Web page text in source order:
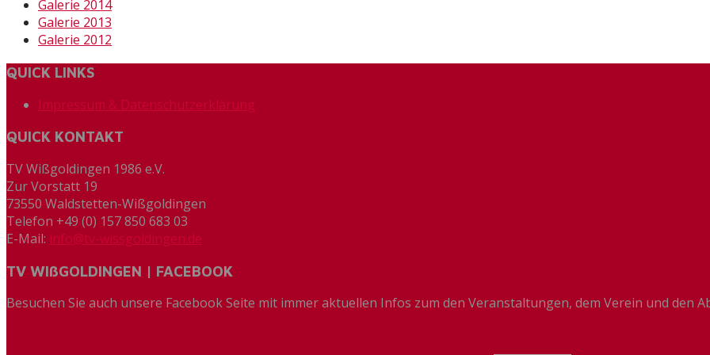
Galerie 2014
Galerie 2013
Galerie 2012
QUICK LINKS
Impressum & Datenschutzerklärung
QUICK KONTAKT
TV Wißgoldingen 1986 e.V.
Zur Vorstatt 19
73550 Waldstetten-Wißgoldingen
Telefon +49 (0) 157 850 683 03
E-Mail: info@tv-wissgoldingen.de
TV WIßGOLDINGEN | FACEBOOK
Besuchen Sie auch unsere Facebook Seite mit immer aktuellen Infos zum den Veranstaltungen, dem Verein und den